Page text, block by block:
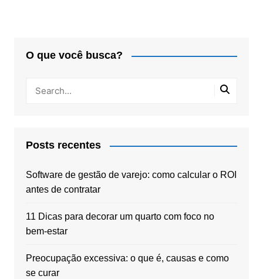
O que você busca?
Posts recentes
Software de gestão de varejo: como calcular o ROI
antes de contratar
11 Dicas para decorar um quarto com foco no
bem-estar
Preocupação excessiva: o que é, causas e como
se curar